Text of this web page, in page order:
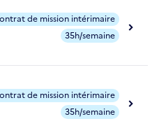
de mission intérimaire
35h/semaine
de mission intérimaire
35h/semaine